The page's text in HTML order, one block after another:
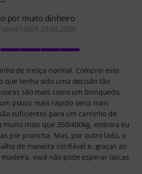
por muito dinheiro
23.04.2020
de treliça normal. Comprei este
que tenha sido uma decisão tão
são mais como um brinquedo,
pouco mais rápido seria mais
suficientes para um carrinho de
muito mais que 350/400kg, embora eu
por prancha. Mas, por outro lado, o
de maneira confiável e, graças ao
você não pode esperar lascas